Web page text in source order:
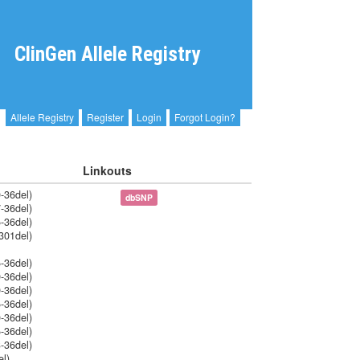
ClinGen Allele Registry
Allele Registry Register Login Forgot Login?
Linkouts
36del)
36del)
36del)
36del)
36del)
36del)
36del)
36del)
36del)
36del)
dbSNP